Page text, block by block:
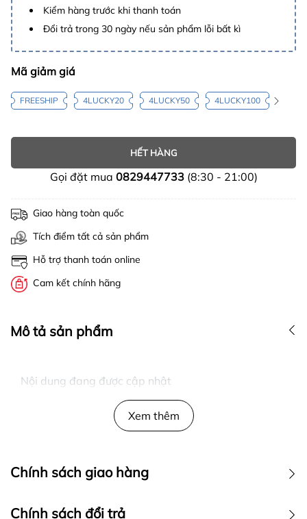
Kiểm hàng trước khi thanh toán
Đổi trả trong 30 ngày nếu sản phẩm lỗi bất kì
Mã giảm giá
FREESHIP 4LUCKY20 4LUCKY50 4LUCKY100
HẾT HÀNG
Gọi đặt mua 0829447733(8:30 - 21:00)
Giao hàng toàn quốc
Tích điểm tất cả sản phẩm
Hỗ trợ thanh toán online
Cam kết chính hãng
Mô tả sản phẩm
Nội dung đang được cập nhật
Xem thêm
Chính sách giao hàng
Chính sách đổi trả